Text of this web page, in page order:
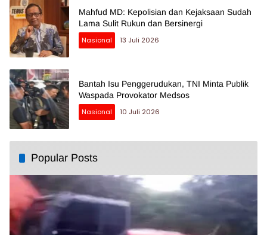
Mahfud MD: Kepolisian dan Kejaksaan Sudah
Lama Sulit Rukun dan Bersinergi
Nasional
13 Juli 2026
Bantah Isu Penggerudukan, TNI Minta Publik
Waspada Provokator Medsos
Nasional
10 Juli 2026
Popular Posts